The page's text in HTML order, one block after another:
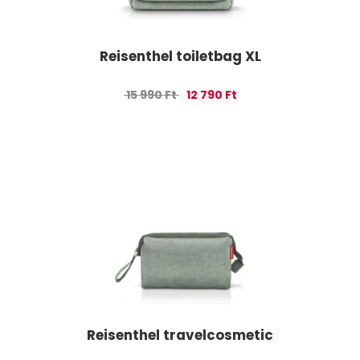
Reisenthel toiletbag XL
15 990Ft Original price was: 15 990 Ft.
12 790 FtCurrent price is: 12
Reisenthel travelcosmetic